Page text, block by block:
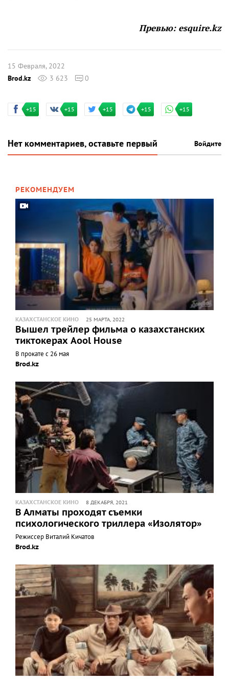
Превью: esquire.kz
15 Февраля, 2022
Brod.kz
3 623 0
+15 +15 +15 +15 +15
Нет комментариев, оставьте первый Войдите
РЕКОМЕНДУЕМ
КАЗАХСТАНСКОЕ КИНО 25 МАРТА, 2022
Вышел трейлер фильма о казахстанских
тиктокерах Aool House
В прокате с 26 мая
Brod.kz
КАЗАХСТАНСКОЕ КИНО 8 ДЕКАБРЯ, 2021
В Алматы проходят съемки
психологического триллера «Изолятор»
Режиссер Виталий Кичатов
Brod.kz